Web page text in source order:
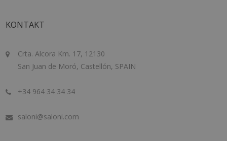
KONTAKT
Crta. Alcora Km. 17, 12130
San Juan de Moró, Castellón, SPAIN
+34 964 34 34 34
saloni@saloni.com